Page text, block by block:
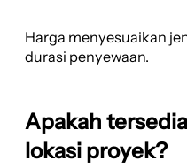
Harga menyesuaikan
durasi penyewaan.
Apakah
lokasi proyek?